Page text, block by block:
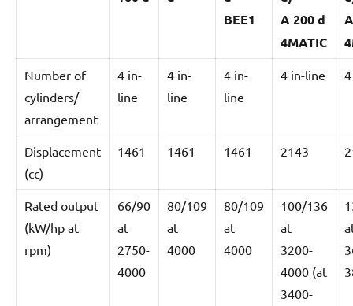
BEE1
A 200 d
4MATIC
Number of
cylinders/
arrangement
4 in-
line
4 in-
line
4 in-
line
4 in-line
Displacement
(cc)
1461 1461 1461 2143
Rated output
(kW/hp at
rpm)
66/90
at
2750-
4000
80/109
at
4000
80/109
at
4000
100/136
at
3200-
4000 (at
3400-